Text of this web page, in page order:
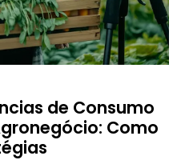
de Consumo
Como